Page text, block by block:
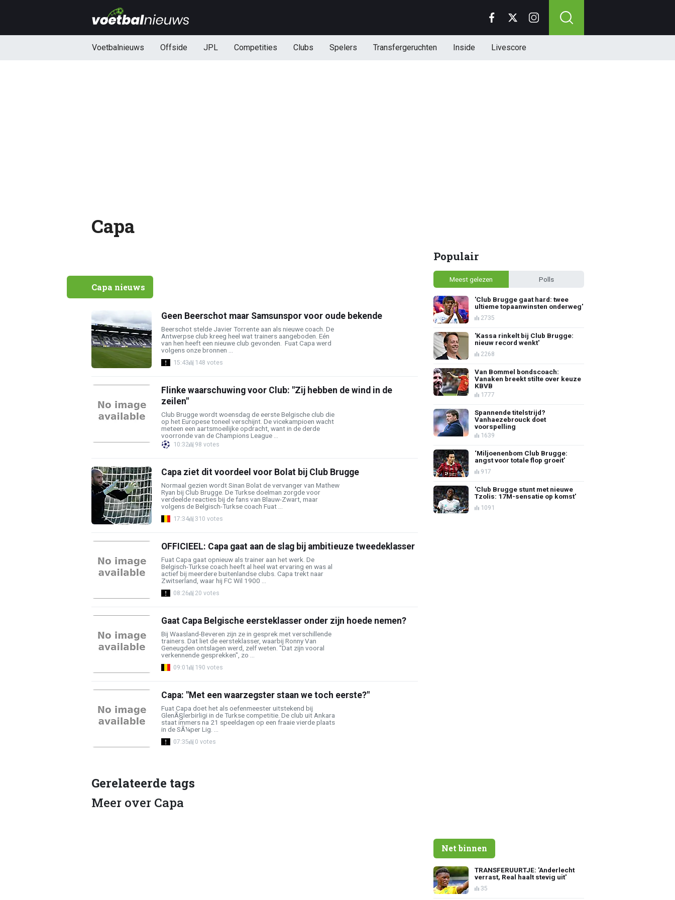
Voetbalnieuws Offside JPL Competities Clubs Spelers Transfergeruchten Inside Livescore
Capa
Capa nieuws
Geen Beerschot maar Samsunspor voor oude bekende
Beerschot stelde Javier Torrente aan als nieuwe coach. De
Antwerpse club kreeg heel wat trainers aangeboden. Eén
van hen heeft een nieuwe club gevonden. Fuat Capa werd
volgens onze bronnen ...
15:43 148 votes
Flinke waarschuwing voor Club: "Zij hebben de wind in de
zeilen"
Club Brugge wordt woensdag de eerste Belgische club die
op het Europese toneel verschijnt. De vicekampioen wacht
meteen een aartsmoeilijke opdracht, want in de derde
voorronde van de Champions League ...
10:32 98 votes
Capa ziet dit voordeel voor Bolat bij Club Brugge
Normaal gezien wordt Sinan Bolat de vervanger van Mathew
Ryan bij Club Brugge. De Turkse doelman zorgde voor
verdeelde reacties bij de fans van Blauw-Zwart, maar
volgens de Belgisch-Turkse coach Fuat ...
17:34 310 votes
OFFICIEEL: Capa gaat aan de slag bij ambitieuze tweedeklasser
Fuat Capa gaat opnieuw als trainer aan het werk. De
Belgisch-Turkse coach heeft al heel wat ervaring en was al
actief bij meerdere buitenlandse clubs. Capa trekt naar
Zwitserland, waar hij FC Wil 1900 ...
08:26 20 votes
Gaat Capa Belgische eersteklasser onder zijn hoede nemen?
Bij Waasland-Beveren zijn ze in gesprek met verschillende
trainers. Dat liet de eersteklasser, waarbij Ronny Van
Geneugden ontslagen werd, zelf weten. "Dat zijn vooral
verkennende gesprekken", zo ...
09:01 190 votes
Capa: "Met een waarzegster staan we toch eerste?"
Fuat Capa doet het als oefenmeester uitstekend bij
GlenÃ§lerbirligi in de Turkse competitie. De club uit Ankara
staat immers na 21 speeldagen op een fraaie vierde plaats
in de SÃ¼per Lig. ...
07:35 0 votes
Gerelateerde tags
Meer over Capa
Populair
Meest gelezen Polls
'Club Brugge gaat hard: twee
ultieme topaanwinsten onderweg'
2735
'Kassa rinkelt bij Club Brugge:
nieuw record wenkt'
2268
Van Bommel bondscoach:
Vanaken breekt stilte over keuze
KBVB
1777
Spannende titelstrijd?
Vanhaezebrouck doet
voorspelling
1639
‘Miljoenenbom Club Brugge:
angst voor totale flop groeit’
917
'Club Brugge stunt met nieuwe
Tzolis: 17M-sensatie op komst'
1091
Net binnen
TRANSFERUURTJE: 'Anderlecht
verrast, Real haalt stevig uit'
35